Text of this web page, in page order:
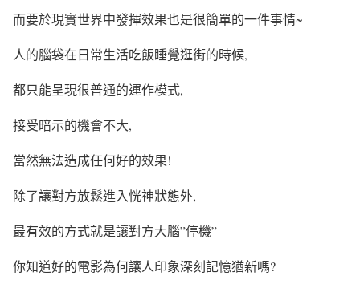
而要於現實世界中發揮效果也是很簡單的一件事情~
人的腦袋在日常生活吃飯睡覺逛街的時候,
都只能呈現很普通的運作模式,
接受暗示的機會不大,
當然無法造成任何好的效果!
除了讓對方放鬆進入恍神狀態外,
最有效的方式就是讓對方大腦”停機”
你知道好的電影為何讓人印象深刻記憶猶新嗎?